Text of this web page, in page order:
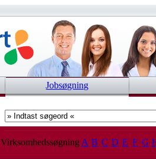
Jobsøgning
Virksomhedssøgning A B C D E F G